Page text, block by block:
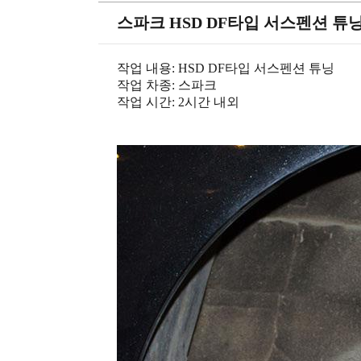
스파크 HSD DF타입 서스펜션 튜
작업 내용: HSD DF타입 서스펜션 튜닝
작업 차종: 스파크
작업 시간: 2시간 내외